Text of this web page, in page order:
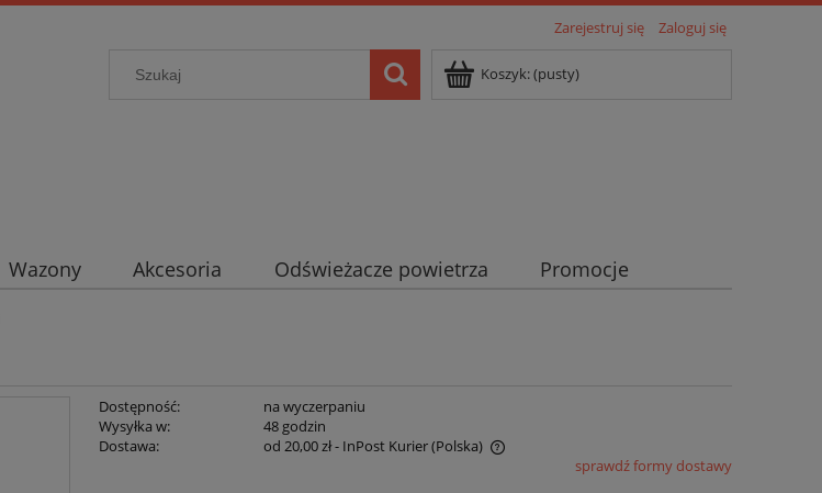
Zarejestruj się Zaloguj się
Koszyk:(pusty)
Wazony Akcesoria Odświeżacze powietrza Promocje
Dostępność:
na wyczerpaniu
Wysyłka w:
48 godzin
Dostawa:
od 20,00 zł- InPost Kurier(Polska)
sprawdź formy dostawy